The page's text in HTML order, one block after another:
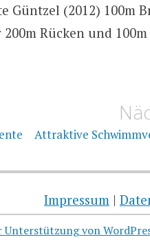
Güntzel (2012) 100m
Rücken und
Attraktive
Impressum |
von